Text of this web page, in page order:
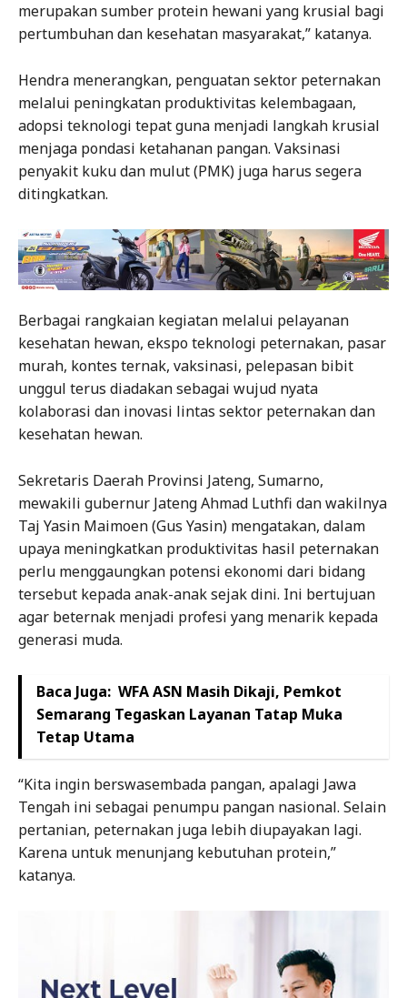
merupakan sumber protein hewani yang krusial bagi
pertumbuhan dan kesehatan masyarakat,” katanya.
Hendra menerangkan, penguatan sektor peternakan
melalui peningkatan produktivitas kelembagaan,
adopsi teknologi tepat guna menjadi langkah krusial
menjaga pondasi ketahanan pangan. Vaksinasi
penyakit kuku dan mulut (PMK) juga harus segera
ditingkatkan.
Berbagai rangkaian kegiatan melalui pelayanan
kesehatan hewan, ekspo teknologi peternakan, pasar
murah, kontes ternak, vaksinasi, pelepasan bibit
unggul terus diadakan sebagai wujud nyata
kolaborasi dan inovasi lintas sektor peternakan dan
kesehatan hewan.
Sekretaris Daerah Provinsi Jateng, Sumarno,
mewakili gubernur Jateng Ahmad Luthfi dan wakilnya
Taj Yasin Maimoen (Gus Yasin) mengatakan, dalam
upaya meningkatkan produktivitas hasil peternakan
perlu menggaungkan potensi ekonomi dari bidang
tersebut kepada anak-anak sejak dini. Ini bertujuan
agar beternak menjadi profesi yang menarik kepada
generasi muda.
Baca Juga: WFA ASN Masih Dikaji, Pemkot
Semarang Tegaskan Layanan Tatap Muka
Tetap Utama
“Kita ingin berswasembada pangan, apalagi Jawa
Tengah ini sebagai penumpu pangan nasional. Selain
pertanian, peternakan juga lebih diupayakan lagi.
Karena untuk menunjang kebutuhan protein,”
katanya.